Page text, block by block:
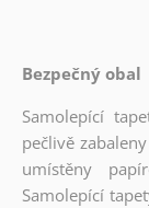
Bezpečný obal
Samolepící
pečlivě
umístěny
Samolepící